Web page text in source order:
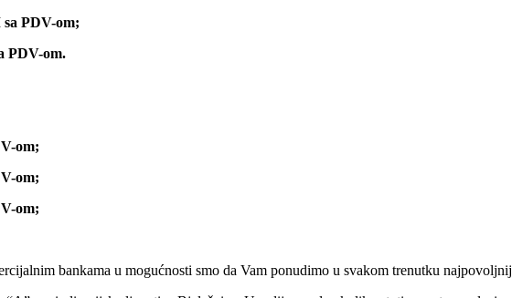
PDV-om;
PDV-om.
om;
om;
om;
bankama u mogućnosti smo da Vam ponudimo u svakom trenutku